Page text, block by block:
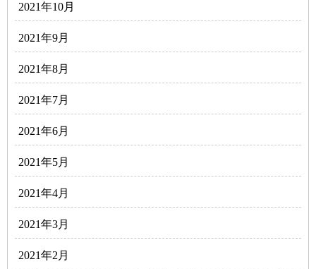
2021年10月
2021年9月
2021年8月
2021年7月
2021年6月
2021年5月
2021年4月
2021年3月
2021年2月